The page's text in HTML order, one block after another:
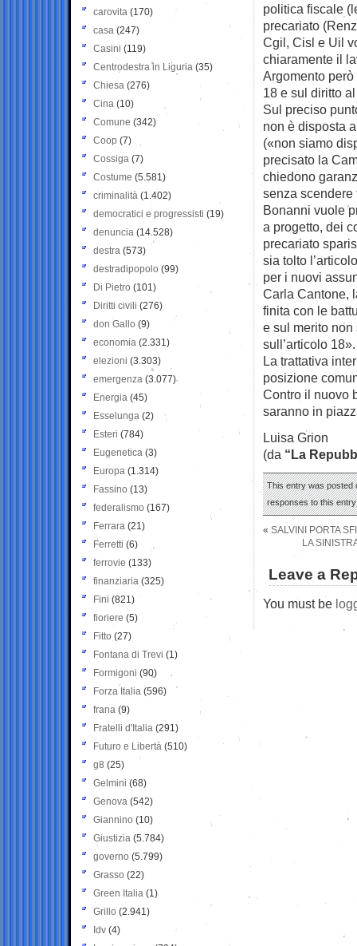
politica fiscale
precariato
Cgil, Cisl e Uil
chiaramente il
Argomento
18 e sul diritto
Sul preciso
non è disposta
(«non siamo
precisato la
chiedono
senza scendere
Bonanni vuole
a progetto, dei
precariato
sia tolto
per i nuovi
Carla Cantone,
finita con le
e sul merito
sull’articolo 18».
La trattativa
posizione
Contro il nuovo
saranno in
Luisa Grion
(da “La
This entry was posted
responses to this
« SALVINI PORTA
LA
Leave a
You must be
carovita (170)
casa (247)
Casini (119)
Centrodestra in Liguria (35)
Chiesa (276)
Cina (10)
Comune (342)
Coop (7)
Cossiga (7)
Costume (5.581)
criminalità (1.402)
democratici e progressisti (19)
denuncia (14.528)
destra (573)
destradipopolo (99)
Di Pietro (101)
Diritti civili (276)
don Gallo (9)
economia (2.331)
elezioni (3.303)
emergenza (3.077)
Energia (45)
Esselunga (2)
Esteri (784)
Eugenetica (3)
Europa (1.314)
Fassino (13)
federalismo (167)
Ferrara (21)
Ferretti (6)
ferrovie (133)
finanziaria (325)
Fini (821)
fioriere (5)
Fitto (27)
Fontana di Trevi (1)
Formigoni (90)
Forza Italia (596)
frana (9)
Fratelli d'Italia (291)
Futuro e Libertà (510)
g8 (25)
Gelmini (68)
Genova (542)
Giannino (10)
Giustizia (5.784)
governo (5.799)
Grasso (22)
Green Italia (1)
Grillo (2.941)
Idv (4)